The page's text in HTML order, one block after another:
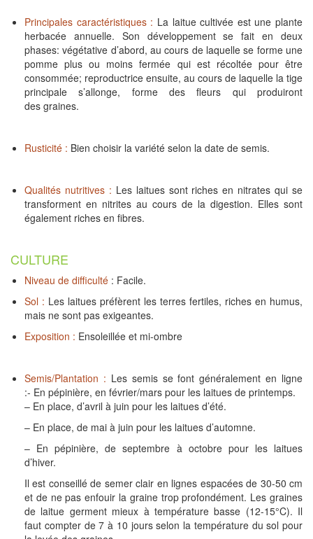
Principales caractéristiques : La laitue cultivée est une plante
herbacée annuelle. Son développement se fait en deux
phases: végétative d’abord, au cours de laquelle se forme une
pomme plus ou moins fermée qui est récoltée pour être
consommée; reproductrice ensuite, au cours de laquelle la tige
principale s’allonge, forme des fleurs qui produiront
des graines.
Rusticité : Bien choisir la variété selon la date de semis.
Qualités nutritives : Les laitues sont riches en nitrates qui se
transforment en nitrites au cours de la digestion. Elles sont
également riches en fibres.
CULTURE
Niveau de difficulté : Facile.
Sol : Les laitues préfèrent les terres fertiles, riches en humus,
mais ne sont pas exigeantes.
Exposition : Ensoleillée et mi-ombre
Semis/Plantation : Les semis se font généralement en ligne
:- En pépinière, en février/mars pour les laitues de printemps.
– En place, d’avril à juin pour les laitues d’été.
– En place, de mai à juin pour les laitues d’automne.
– En pépinière, de septembre à octobre pour les laitues
d’hiver.
Il est conseillé de semer clair en lignes espacées de 30-50 cm
et de ne pas enfouir la graine trop profondément. Les graines
de laitue germent mieux à température basse (12-15°C). Il
faut compter de 7 à 10 jours selon la température du sol pour